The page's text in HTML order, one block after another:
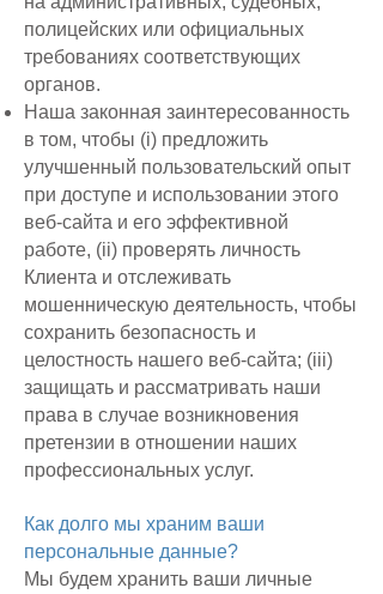
полицейских или официальных
требованиях соответствующих
органов.
Наша законная заинтересованность
в том, чтобы (i) предложить
улучшенный пользовательский опыт
при доступе и использовании этого
веб-сайта и его эффективной
работе, (ii) проверять личность
Клиента и отслеживать
мошенническую деятельность, чтобы
сохранить безопасность и
целостность нашего веб-сайта; (iii)
защищать и рассматривать наши
права в случае возникновения
претензии в отношении наших
профессиональных услуг.
Как долго мы храним ваши
персональные данные?
Мы будем хранить ваши личные